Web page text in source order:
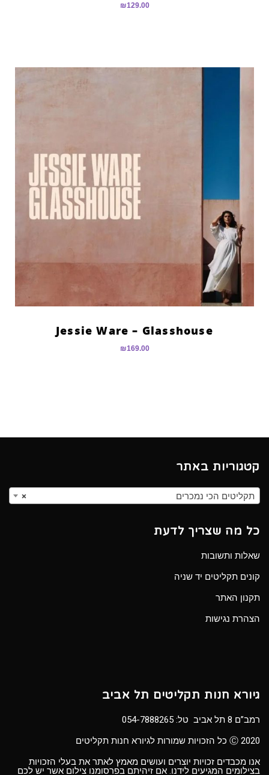
₪129.00
Jessie Ware – Glasshouse
₪169.00
קטגוריות באתר
× תקליטים הכי נמכרים
כל מה שצריך לדעת
שאלות ותשובות
קונים תקליטים יד שניה
תקנון האתר
הצהרת נגישות
גיורא חנות תקליטים תל אביב
רמב”ם 8 תל אביב טל:
054-7888265
Ⓒ 2020 כל הזכויות שמורות לגיורא חנות תקליטים
אנו מכבדים זכויות יוצרים ועושים מאמץ לאתר את בעלי הזכויות
בצילומים המגיעים לידנו. אם זיהיתם בפרסומנו צילום אשר יש לכם